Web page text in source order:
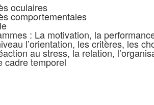
oculaires
comportementales
: La motivation, la
l’orientation, les critères, les
au stress, la relation,
cadre temporel